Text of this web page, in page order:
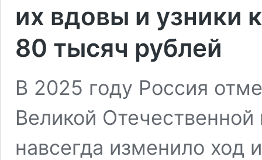
их вдовы и узники
80 тысяч рублей
В 2025 году Россия
Великой
навсегда изменило ход